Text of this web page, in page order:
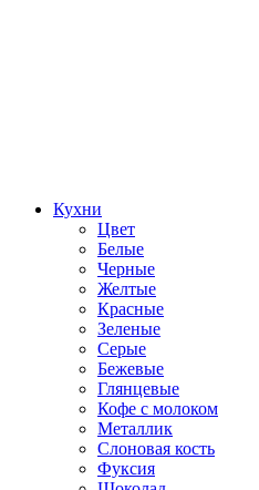
Кухни
Цвет
Белые
Черные
Желтые
Красные
Зеленые
Серые
Бежевые
Глянцевые
Кофе с молоком
Металлик
Слоновая кость
Фуксия